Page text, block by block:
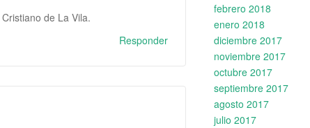
de La Vila.
Responder
febrero 2018
enero 2018
diciembre 2017
noviembre 2017
octubre 2017
septiembre 2017
agosto 2017
julio 2017